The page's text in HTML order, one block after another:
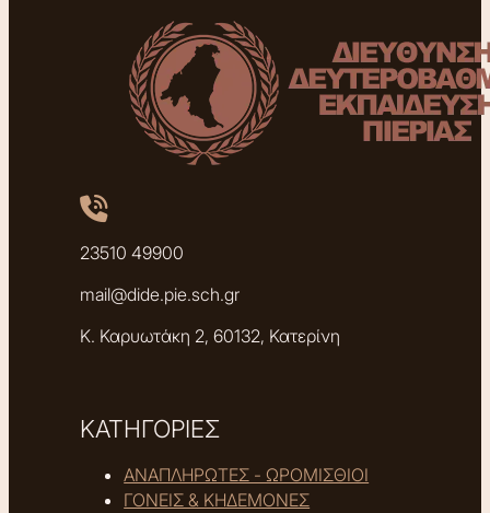
23510 49900
mail@dide.pie.sch.gr
Κ. Καρυωτάκη 2, 60132, Κατερίνη
ΚΑΤΗΓΟΡΙΕΣ
ΑΝΑΠΛΗΡΩΤΕΣ - ΩΡΟΜΙΣΘΙΟΙ
ΓΟΝΕΙΣ & ΚΗΔΕΜΟΝΕΣ